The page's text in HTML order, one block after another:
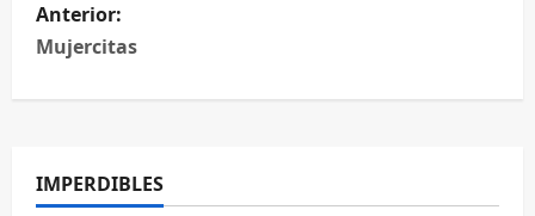
Anterior:
Mujercitas
IMPERDIBLES